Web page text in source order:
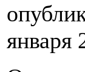
января